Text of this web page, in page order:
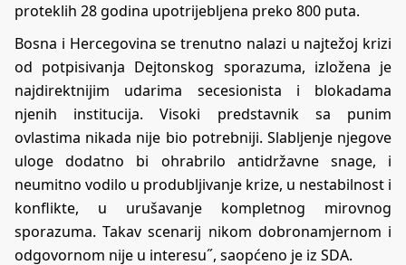
proteklih 28 godina upotrijebljena preko 800 puta.
Bosna i Hercegovina se trenutno nalazi u najtežoj krizi
od potpisivanja Dejtonskog sporazuma, izložena je
najdirektnijim udarima secesionista i blokadama
njenih institucija. Visoki predstavnik sa punim
ovlastima nikada nije bio potrebniji. Slabljenje njegove
uloge dodatno bi ohrabrilo antidržavne snage, i
neumitno vodilo u produbljivanje krize, u nestabilnost i
konflikte, u urušavanje kompletnog mirovnog
sporazuma. Takav scenarij nikom dobronamjernom i
odgovornom nije u interesu˝, saopćeno je iz SDA.